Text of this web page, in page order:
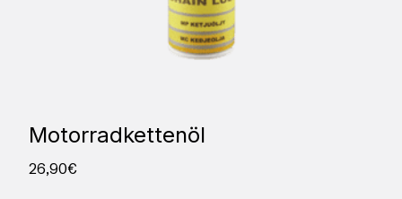
Motorradkettenöl
26,90€